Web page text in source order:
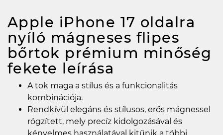
Apple iPhone 17 oldalra
nyíló mágneses flipes
bőrtok prémium minőség
fekete leírása
A tok maga a stílus és a funkcionalitás
kombinációja.
Rendkívül elegáns és stílusos, erős mágnessel
rögzített, mely precíz kidolgozásával és